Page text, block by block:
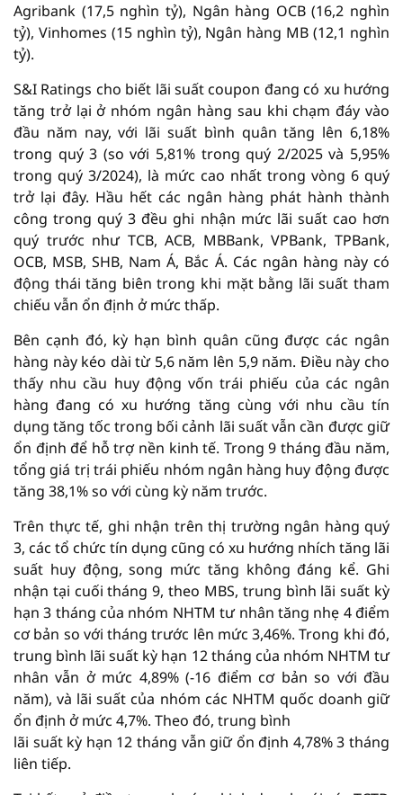
Agribank (17,5 nghìn tỷ), Ngân hàng OCB (16,2 nghìn
tỷ), Vinhomes (15 nghìn tỷ), Ngân hàng MB (12,1 nghìn
tỷ).
S&I Ratings cho biết lãi suất coupon đang có xu hướng
tăng trở lại ở nhóm ngân hàng sau khi chạm đáy vào
đầu năm nay, với lãi suất bình quân tăng lên 6,18%
trong quý 3 (so với 5,81% trong quý 2/2025 và 5,95%
trong quý 3/2024), là mức cao nhất trong vòng 6 quý
trở lại đây. Hầu hết các ngân hàng phát hành thành
công trong quý 3 đều ghi nhận mức lãi suất cao hơn
quý trước như TCB, ACB, MBBank, VPBank, TPBank,
OCB, MSB, SHB, Nam Á, Bắc Á. Các ngân hàng này có
động thái tăng biên trong khi mặt bằng lãi suất tham
chiếu vẫn ổn định ở mức thấp.
Bên cạnh đó, kỳ hạn bình quân cũng được các ngân
hàng này kéo dài từ 5,6 năm lên 5,9 năm. Điều này cho
thấy nhu cầu huy động vốn trái phiếu của các ngân
hàng đang có xu hướng tăng cùng với nhu cầu tín
dụng tăng tốc trong bối cảnh lãi suất vẫn cần được giữ
ổn định để hỗ trợ nền kinh tế. Trong 9 tháng đầu năm,
tổng giá trị trái phiếu nhóm ngân hàng huy động được
tăng 38,1% so với cùng kỳ năm trước.
Trên thực tế, ghi nhận trên thị trường ngân hàng quý
3, các tổ chức tín dụng cũng có xu hướng nhích tăng lãi
suất huy động, song mức tăng không đáng kể. Ghi
nhận tại cuối tháng 9, theo MBS, trung bình lãi suất kỳ
hạn 3 tháng của nhóm NHTM tư nhân tăng nhẹ 4 điểm
cơ bản so với tháng trước lên mức 3,46%. Trong khi đó,
trung bình lãi suất kỳ hạn 12 tháng của nhóm NHTM tư
nhân vẫn ở mức 4,89% (-16 điểm cơ bản so với đầu
năm), và lãi suất của nhóm các NHTM quốc doanh giữ
ổn định ở mức 4,7%. Theo đó, trung bình
lãi suất kỳ hạn 12 tháng vẫn giữ ổn định 4,78% 3 tháng
liên tiếp.